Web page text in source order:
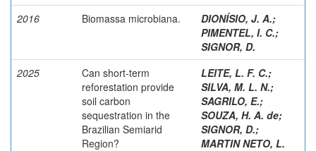
2016
Biomassa microbiana. DIONÍSIO, J. A.;
PIMENTEL, I. C.;
SIGNOR, D.
2025
Can short-term
reforestation provide
soil carbon
sequestration in the
Brazilian Semiarid
Region?
LEITE, L. F. C.;
SILVA, M. L. N.;
SAGRILO, E.;
SOUZA, H. A. de;
SIGNOR, D.;
MARTIN NETO, L.